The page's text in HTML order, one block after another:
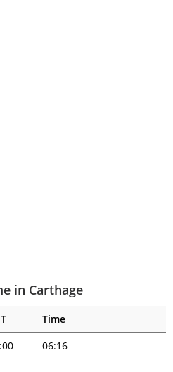
in Carthage
Time
06:16